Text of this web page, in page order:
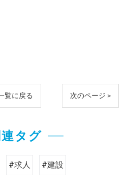
覧に戻る 次のページ >
連タグ
#求人 #建設